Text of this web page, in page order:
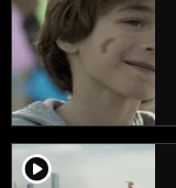
player2